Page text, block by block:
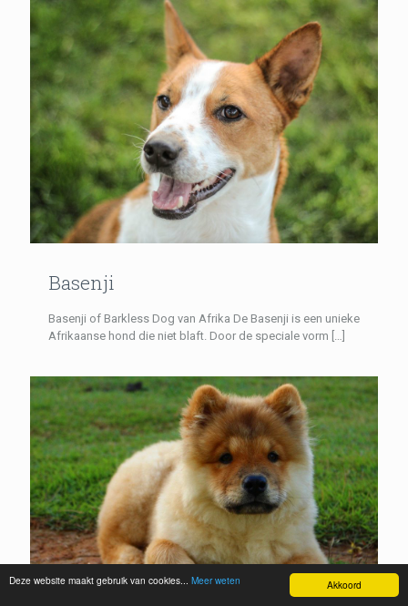
Akkoord
Deze website maakt gebruik van cookies... Meer weten
Basenji
Basenji of Barkless Dog van Afrika De Basenji is een unieke
Afrikaanse hond die niet blaft. Door de speciale vorm […]